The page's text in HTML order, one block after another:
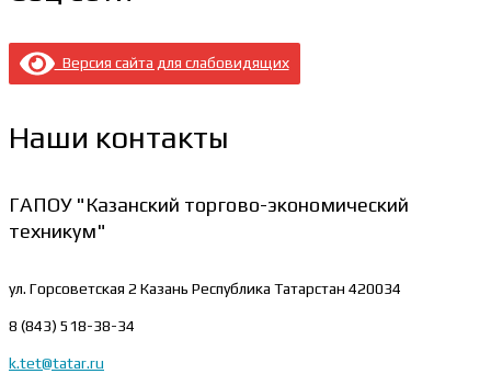
Версия сайта для слабовидящих
Наши контакты
ГАПОУ "Казанский торгово-экономический
техникум"
ул. Горсоветская 2 Казань Республика Татарстан 420034
8 (843) 518-38-34
k.tet@tatar.ru